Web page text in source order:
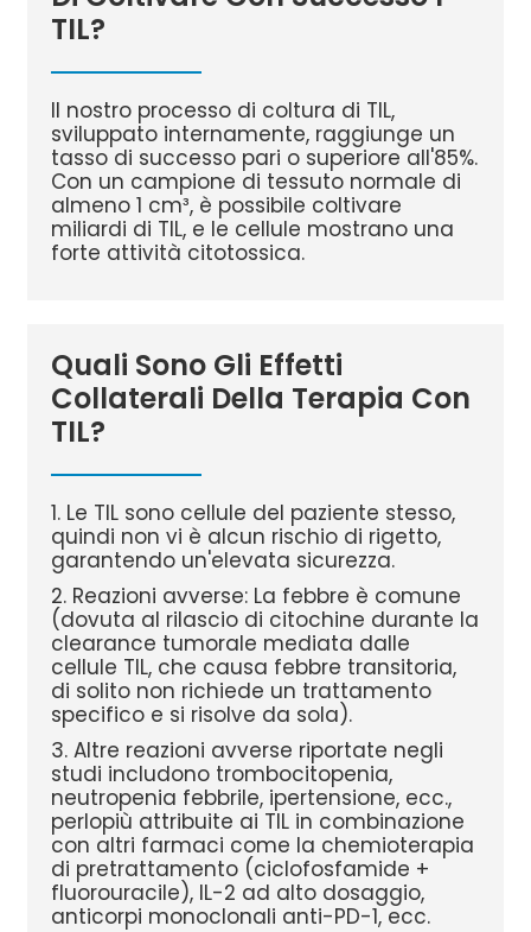
TIL?
Il nostro processo di coltura di TIL,
sviluppato internamente, raggiunge un
tasso di successo pari o superiore all'85%.
Con un campione di tessuto normale di
almeno 1 cm³, è possibile coltivare
miliardi di TIL, e le cellule mostrano una
forte attività citotossica.
Quali Sono Gli Effetti
Collaterali Della Terapia Con
TIL?
1. Le TIL sono cellule del paziente stesso,
quindi non vi è alcun rischio di rigetto,
garantendo un'elevata sicurezza.
2. Reazioni avverse: La febbre è comune
(dovuta al rilascio di citochine durante la
clearance tumorale mediata dalle
cellule TIL, che causa febbre transitoria,
di solito non richiede un trattamento
specifico e si risolve da sola).
3. Altre reazioni avverse riportate negli
studi includono trombocitopenia,
neutropenia febbrile, ipertensione, ecc.,
perlopiù attribuite ai TIL in combinazione
con altri farmaci come la chemioterapia
di pretrattamento (ciclofosfamide +
fluorouracile), IL-2 ad alto dosaggio,
anticorpi monoclonali anti-PD-1, ecc.